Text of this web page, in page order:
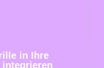
in Ihre